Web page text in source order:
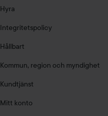
Hyra
Integritetspolicy
Hållbart
Kommun, region och myndighet
Kundtjänst
Mitt konto